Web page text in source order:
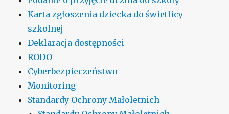
Karta zgłoszenia dziecka do świetlicy
szkolnej
Deklaracja dostępności
RODO
Cyberbezpieczeństwo
Monitoring
Standardy Ochrony Małoletnich